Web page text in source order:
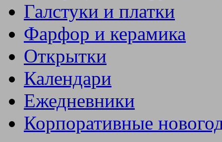
Галстуки и платки
Фарфор и керамика
Открытки
Календари
Ежедневники
Корпоративные